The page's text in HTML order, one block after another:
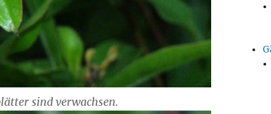
sind verwachsen.